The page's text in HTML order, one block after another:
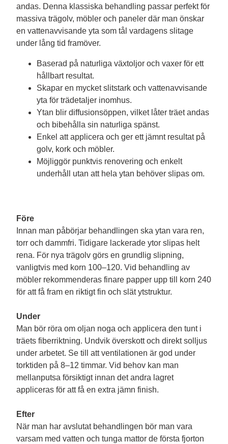
andas. Denna klassiska behandling passar perfekt för
massiva trägolv, möbler och paneler där man önskar
en vattenavvisande yta som tål vardagens slitage
Baserad på naturliga växtoljor och vaxer för ett
hållbart resultat.
Skapar en mycket slitstark och vattenavvisande
yta för trädetaljer inomhus.
Ytan blir diffusionsöppen, vilket låter träet andas
och bibehålla sin naturliga spänst.
Enkel att applicera och ger ett jämnt resultat på
golv, kork och möbler.
Möjliggör punktvis renovering och enkelt
underhåll utan att hela ytan behöver slipas om.
Före
Innan man påbörjar behandlingen ska ytan vara ren,
torr och dammfri. Tidigare lackerade ytor slipas helt
rena. För nya trägolv görs en grundlig slipning,
vanligtvis med korn 100–120. Vid behandling av
möbler rekommenderas finare papper upp till korn 240
för att få fram en riktigt fin och slät ytstruktur.
Under
Man bör röra om oljan noga och applicera den tunt i
träets fiberriktning. Undvik överskott och direkt solljus
under arbetet. Se till att ventilationen är god under
torktiden på 8–12 timmar. Vid behov kan man
mellanputsa försiktigt innan det andra lagret
appliceras för att få en extra jämn finish.
Efter
När man har avslutat behandlingen bör man vara
varsam med vatten och tunga mattor de första fjorton